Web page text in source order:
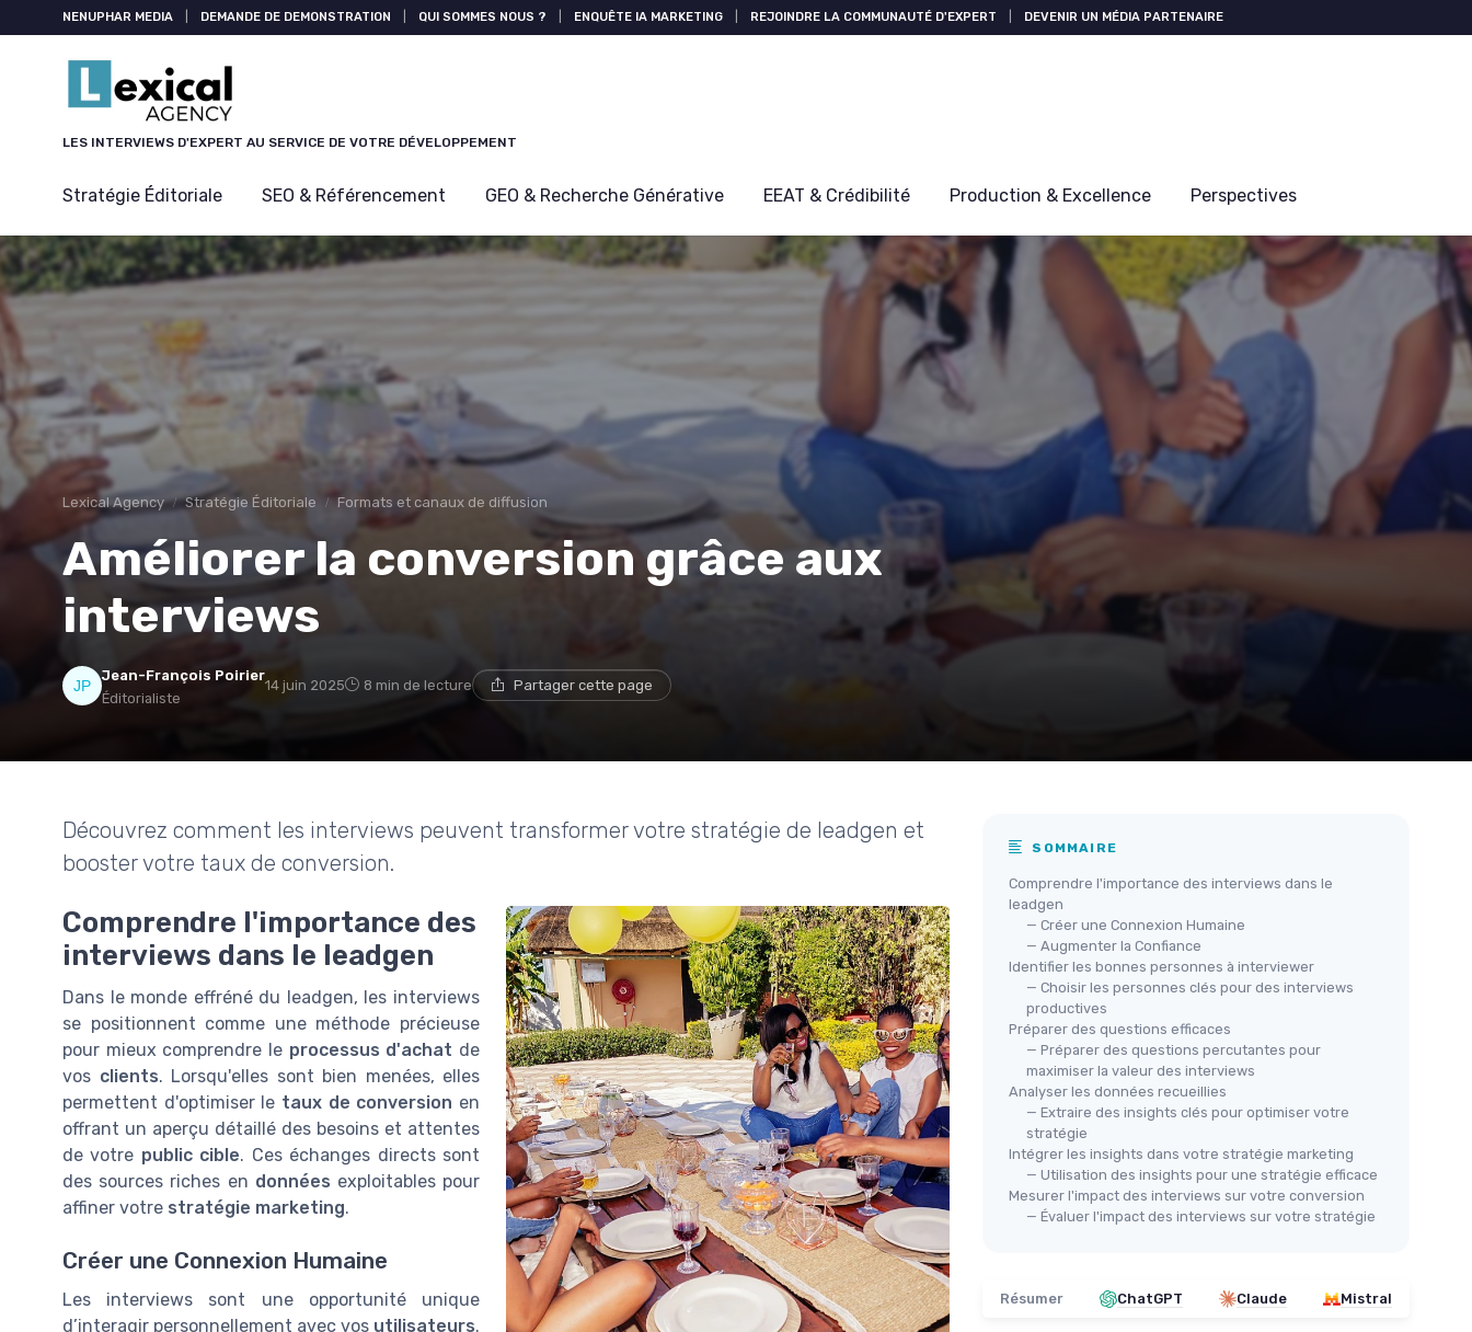
NENUPHAR MEDIA DEMANDE DE DEMONSTRATION QUI SOMMES NOUS ? ENQUÊTE IA MARKETING REJOINDRE LA COMMUNAUTÉ D'EXPERT DEVENIR UN MÉDIA PARTENAIRE
LES INTERVIEWS D'EXPERT AU SERVICE DE VOTRE DÉVELOPPEMENT
Stratégie Éditoriale SEO & Référencement GEO & Recherche Générative EEAT & Crédibilité Production & Excellence Perspectives
Lexical Agency Stratégie Éditoriale Formats et canaux de diffusion
Améliorer la conversion grâce aux
interviews
Jean-François Poirier
Éditorialiste
14 juin 2025 8 min de lecture Partager cette page
Découvrez comment les interviews peuvent transformer votre stratégie de leadgen et
booster votre taux de conversion.
Comprendre l'importance des
interviews dans le leadgen
Dans le monde effréné du leadgen, les interviews
se positionnent comme une méthode précieuse
pour mieux comprendre le processus d'achat de
vos clients. Lorsqu'elles sont bien menées, elles
permettent d'optimiser le taux de conversion en
offrant un aperçu détaillé des besoins et attentes
de votre public cible. Ces échanges directs sont
des sources riches en données exploitables pour
affiner votre stratégie marketing.
Créer une Connexion Humaine
Les interviews sont une opportunité unique
d’interagir personnellement avec vos utilisateurs.
SOMMAIRE
Comprendre l'importance des interviews dans le
leadgen
— Créer une Connexion Humaine
— Augmenter la Confiance
Identifier les bonnes personnes à interviewer
— Choisir les personnes clés pour des interviews
productives
Préparer des questions efficaces
— Préparer des questions percutantes pour
maximiser la valeur des interviews
Analyser les données recueillies
— Extraire des insights clés pour optimiser votre
stratégie
Intégrer les insights dans votre stratégie marketing
— Utilisation des insights pour une stratégie efficace
Mesurer l'impact des interviews sur votre conversion
— Évaluer l'impact des interviews sur votre stratégie
Résumer ChatGPT Claude Mistral
Panneau de gestion des cookies